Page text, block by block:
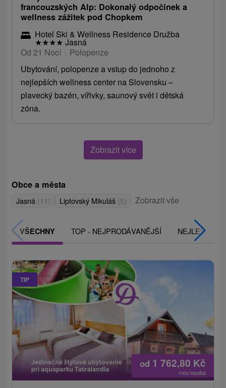
francouzských Alp: Dokonalý odpočinek a
wellness zážitek pod Chopkem
Hotel Ski & Wellness Residence Družba
★★★★ Jasná
Od 21 Nocí
Polopenze
Ubytování, polopenze a vstup do jednoho z
nejlepších wellness center na Slovensku –
plavecký bazén, vířivky, saunový svět i dětská
zóna.
Zobrazit více
Obce a města
Jasná (11) Liptovský Mikuláš (5) Zobrazit vše
VŠECHNY TOP - NEJPRODÁVANĚJŠÍ NEJLEVNĚJŠÍ
TIP
od 1 762,80 Kč
/noc/osoba